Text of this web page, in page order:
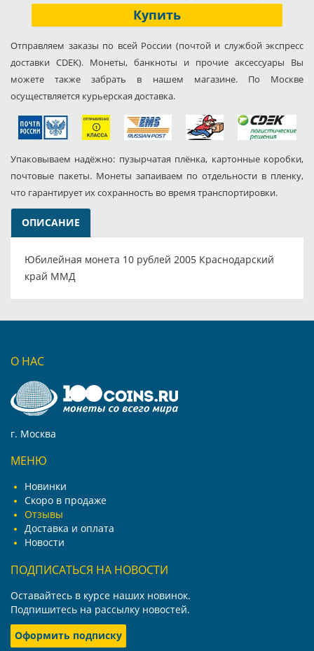
Купить
Отправляем заказы по всей России (почтой и службой экспресс
доставки CDEK). Монеты, банкноты и прочие аксессуары Вы
можете также забрать в нашем магазине. По Москве
осуществляется курьерская доставка.
Упаковываем надёжно: пузырчатая плёнка, картонные коробки,
почтовые пакеты. Монеты запаиваем по отдельности в пленку,
что гарантирует их сохранность во время транспортировки.
ОПИСАНИЕ
Юбилейная монета 10 рублей 2005 Краснодарский
край ММД
О НАС
г. Москва
МЕНЮ
Новинки
Скоро в продаже
Отзывы
Доставка и оплата
Новости
ПОДПИСАТЬСЯ НА НОВОСТИ
Оставайтесь в курсе наших новинок.
Подпишитесь на рассылку новостей.
Оформить подписку